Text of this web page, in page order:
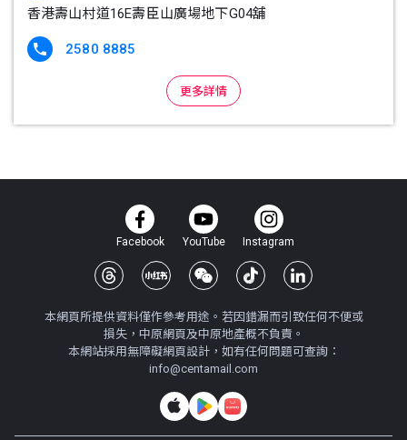
香港壽山村道16E壽臣山廣場地下G04舖
 2580 8885
更多詳情
Facebook YouTube Instagram
本網頁所提供資料僅作參考用途。若因錯漏而引致任何不便或
損失，中原網頁及中原地產概不負責。
本網站採用無障礙網頁設計，如有任何問題可查詢：
info@centamail.com